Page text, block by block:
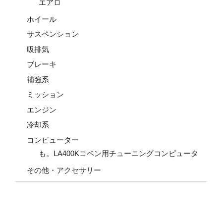
エアロ
ホイール
サスペンション
吸排気
ブレーキ
補強系
ミッション
エンジン
冷却系
コンピューター
も。LA400Kコペン用チューニングコンピュータ
その他・アクセサリー